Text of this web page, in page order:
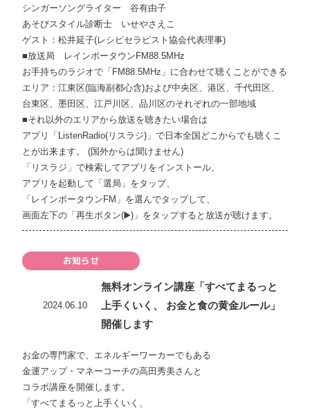
シンガーソングライター 谷有由子
あそびスタイル診断士 いせやさえこ
ゲスト：松井延子(レシピセラピスト協会代表理事)
■放送局 レインボータウンFM88.5MHz
お手持ちのラジオで「FM88.5MHz」に合わせて聴くことができる
エリア：江東区(臨海副都心含)および中央区、港区、千代田区、
台東区、墨田区、江戸川区、品川区のそれぞれの一部地域
■それ以外のエリアから放送を聴きたい場合は
アプリ「ListenRadio(リスラジ)」で日本全国どこからでも聴くこ
とが出来ます。 (国外からは聞けません)
「リスラジ」で検索してアプリをインストール、
アプリを起動して「選局」をタップ、
「レインボータウンFM」を選んでタップして、
画面左下の「再生ボタン(▶️)」をタップすると放送が聴けます。
お知らせ
2024.06.10
無料オンライン講座「すべてまるっと
上手くいく、 お金と食の黄金ルール」
開催します
お金の専門家で、エネルギーワーカーでもある
金運アップ・マネーコーチの高田秀美さんと
コラボ講座を開催します。
「すべてまるっと上手くいく、